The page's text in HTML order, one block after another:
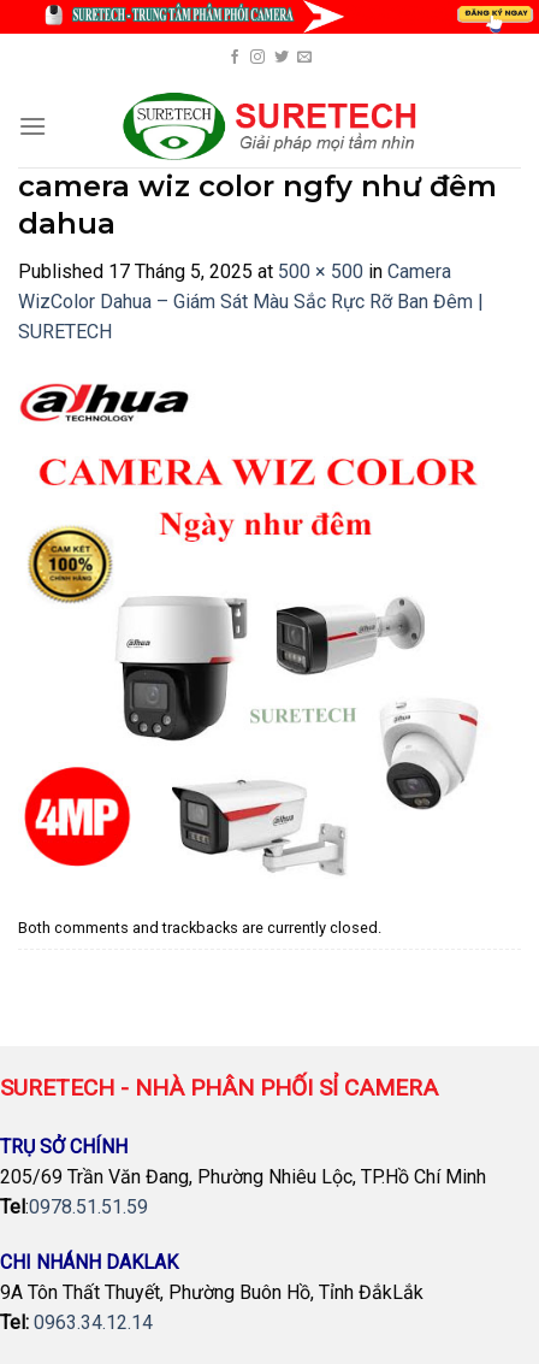
camera wiz color ngfy như đêm
dahua
Published 17 Tháng 5, 2025 at 500 × 500 in Camera
WizColor Dahua – Giám Sát Màu Sắc Rực Rỡ Ban Đêm |
SURETECH
Both comments and trackbacks are currently closed.
SURETECH - NHÀ PHÂN PHỐI SỈ CAMERA
TRỤ SỞ CHÍNH
205/69 Trần Văn Đang, Phường Nhiêu Lộc, TP.Hồ Chí Minh
Tel :0978.51.51.59
CHI NHÁNH DAKLAK
9A Tôn Thất Thuyết, Phường Buôn Hồ, Tỉnh ĐắkLắk
Tel: 0963.34.12.14